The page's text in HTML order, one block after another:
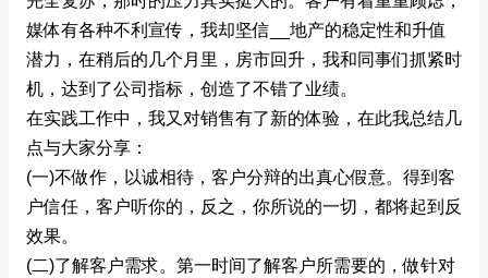
媒体有各种不利宣传，我却坚信__地产的稳定性和升值
潜力，在稍后的几个月里，房市回升，我和同事们抓紧时
机，达到了公司指标，创造了不错了业绩。
在实践工作中，我又对销售有了新的体验，在此我总结几
点与大家分享：
(一)不做作，以诚相待，客户分辩的出真心假意。得到客
户信任，客户听你的，反之，你所说的一切，都将起到反
效果。
(二)了解客户需求。第一时间了解客户所需要的，做针对